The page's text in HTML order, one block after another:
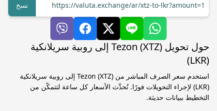
https://valuta.exchange/ar/xtz-to-lkr?amount=1
نسخ
حول تحويل Tezon (XTZ) إلى روبية سريلانكية
(LKR)
استخدم سعر الصرف المباشر من Tezon (XTZ) إلى روبية سريلانكية
(LKR) لإجراء التحويلات فورًا. تُحدَّث الأسعار كل ساعة لتتمكّن من
التخطيط ببيانات حديثة.